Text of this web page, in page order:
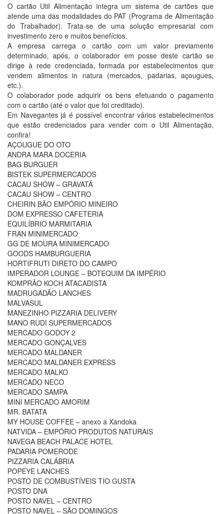
O cartão Util Alimentação integra um sistema de cartões que
atende uma das modalidades do PAT (Programa de Alimentação
do Trabalhador). Trata-se de uma solução empresarial com
investimento zero e muitos benefícios.
A empresa carrega o cartão com um valor previamente
determinado, após, o colaborador em posse deste cartão se
dirige à rede credenciada, formada por estabelecimentos que
vendem alimentos in natura (mercados, padarias, açougues,
etc.).
O colaborador pode adquirir os bens efetuando o pagamento
com o cartão (até o valor que foi creditado).
Em Navegantes já é possível encontrar vários estabelecimentos
que estão credenciados para vender com o Util Alimentação,
confira!
AÇOUGUE DO OTO
ANDRA MARA DOCERIA
BAG BURGUER
BISTEK SUPERMERCADOS
CACAU SHOW – GRAVATÁ
CACAU SHOW – CENTRO
CHEIRIN BÃO EMPÓRIO MINEIRO
DOM EXPRESSO CAFETERIA
EQUILÍBRIO MARMITARIA
FRAN MINIMERCADO
GG DE MOURA MINIMERCADO
GOODS HAMBURGUERIA
HORTIFRUTI DIRETO DO CAMPO
IMPERADOR LOUNGE – BOTEQUIM DA IMPÉRIO
KOMPRÃO KOCH ATACADISTA
MADRUGADÃO LANCHES
MALVASUL
MANEZINHO PIZZARIA DELIVERY
MANO RUDI SUPERMERCADOS
MERCADO GODOY 2
MERCADO GONÇALVES
MERCADO MALDANER
MERCADO MALDANER EXPRESS
MERCADO MALKO
MERCADO NECO
MERCADO SAMPA
MINI MERCADO AMORIM
MR. BATATA
MY HOUSE COFFEE – anexo a Xandoka
NATVIDA – EMPÓRIO PRODUTOS NATURAIS
NAVEGA BEACH PALACE HOTEL
PADARIA POMERODE
PIZZARIA CALÁBRIA
POPEYE LANCHES
POSTO DE COMBUSTÍVEIS TIO GUSTA
POSTO DNA
POSTO NAVEL – CENTRO
POSTO NAVEL – SÃO DOMINGOS